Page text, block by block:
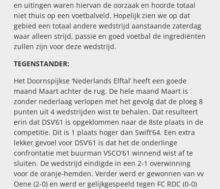
en uitingen waren hiervan de oorzaak en hoorde totaal
niet thuis op een voetbalveld. Hopelijk zien we op dat
gebied een totaal andere wedstrijd aanstaande zaterdag
waar alleen strijd, passie en goed voetbal de ingrediënten
zullen zijn voor deze wedstrijd.
TEGENSTANDER:
Het Doornspijkse ‘Nederlands Elftal’ heeft een goede
maand Maart achter de rug. De hele maand Maart is
zonder nederlaag verlopen met het gevolg dat de ploeg 8
punten uit 4 wedstrijden wist te behalen. Dat resulteert
erin dat DSV’61 is opgeklommen naar de 8ste plaats in de
competitie. Dit is 1 plaats hoger dan Swift’64. Een extra
lekker gevoel voor DSV’61 is dat het de onderlinge
confrontatie met buurman VSCO’61 winnend wist af te
sluiten. De wedstrijd eindigde in een 2-1 overwinning
voor de oranje-hemden. Verder werd er gewonnen van vv
Oene (2-0) en werd er gelijkgespeeld tegen FC RDC (0-0)